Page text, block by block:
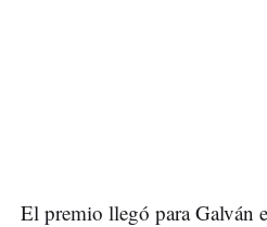
El premio llegó para Galván